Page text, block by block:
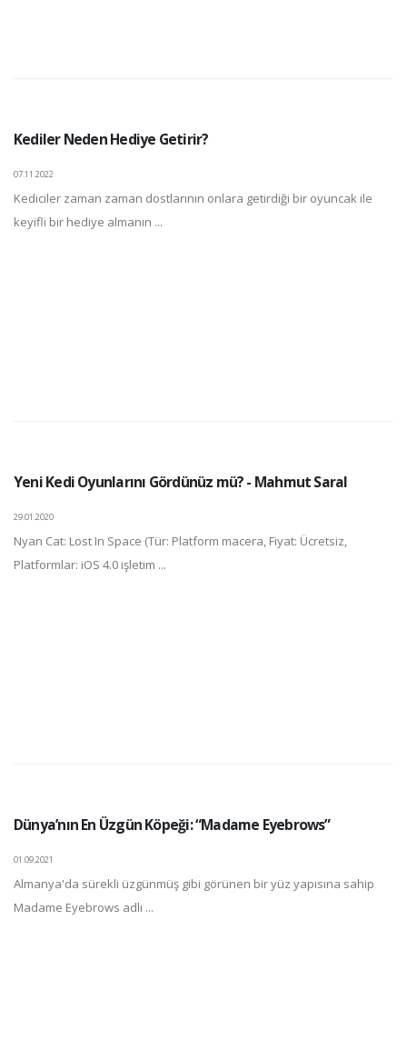
Kediler Neden Hediye Getirir?
07.11.2022
Kediciler zaman zaman dostlarının onlara getirdiği bir oyuncak ile
keyifli bir hediye almanın ...
Yeni Kedi Oyunlarını Gördünüz mü? - Mahmut Saral
29.01.2020
Nyan Cat: Lost In Space (Tür: Platform macera, Fiyat: Ücretsiz,
Platformlar: iOS 4.0 işletim ...
Dünya’nın En Üzgün Köpeği: “Madame Eyebrows”
01.09.2021
Almanya'da sürekli üzgünmüş gibi görünen bir yüz yapısına sahip
Madame Eyebrows adlı ...